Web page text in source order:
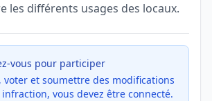
les différents usages des locaux.
vous pour participer
voter et soumettre des modifications
vous devez être connecté.